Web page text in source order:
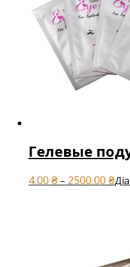
Гелевые
4.00 ₴ – 2500.00 ₴